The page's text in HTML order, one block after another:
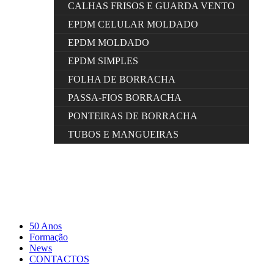
CALHAS FRISOS E GUARDA VENTO
EPDM CELULAR MOLDADO
EPDM MOLDADO
EPDM SIMPLES
FOLHA DE BORRACHA
PASSA-FIOS BORRACHA
PONTEIRAS DE BORRACHA
TUBOS E MANGUEIRAS
50 Anos
Formação
News
CONTACTOS